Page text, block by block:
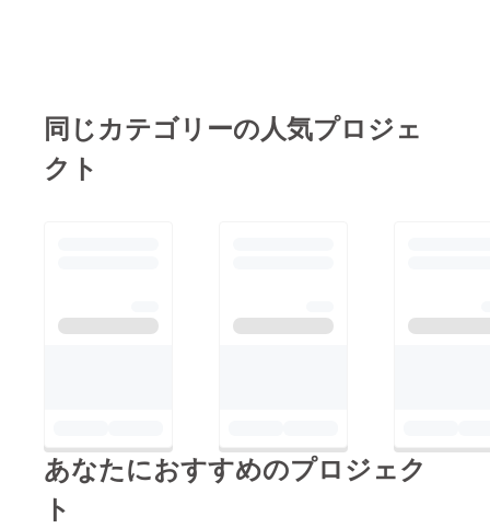
同じカテゴリーの人気プロジェ
クト
あなたにおすすめのプロジェク
ト